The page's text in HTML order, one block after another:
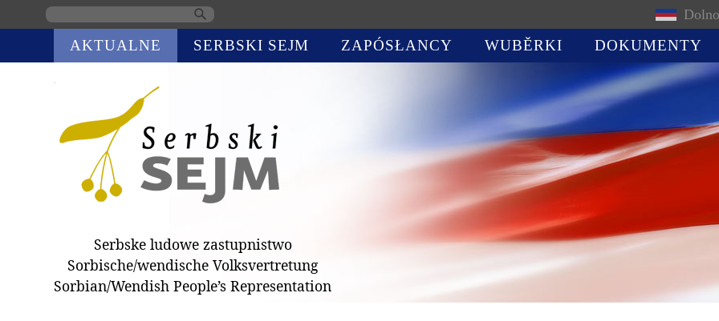
navigation
AKTUALNE SERBSKI SEJM ZAPÓSŁANCY WUBĚRKI DOKUMENTY
Serbske ludowe zastupnistwo
Sorbische/wendische Volksvertretung
Sorbian/Wendish People’s Representation